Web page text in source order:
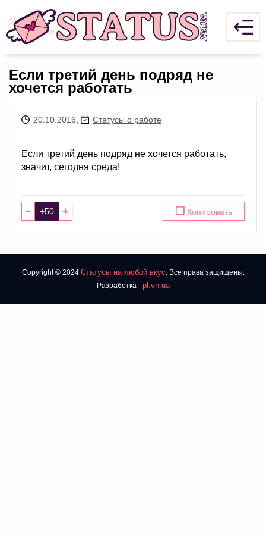
Если третий день подряд не
хочется работать
20.10.2016 Статусы о работе
Если третий день подряд не хочется работать,
значит, сегодня среда!
− + ❐ Копировать
Copyright © 2024 Статусы на любой вкус. Все права защищены.
Разработка - pl.vn.ua